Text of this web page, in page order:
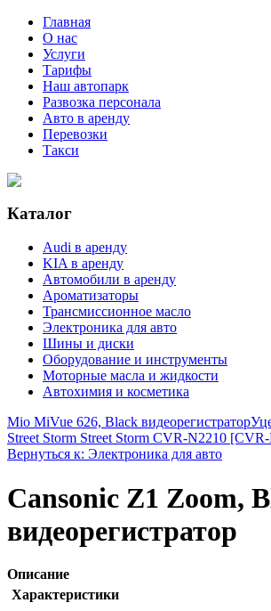
Главная
О нас
Услуги
Тарифы
Наш автопарк
Развозка персонала
Авто в аренду
Перевозки
Такси
Каталог
Audi в аренду
KIA в аренду
Автомобили в аренду
Ароматизаторы
Трансмиссионное масло
Электроника для авто
Шины и диски
Оборудование и инструменты
Моторные масла и жидкости
Автохимия и косметика
Mio MiVue 626, Black видеорегистратор
Street Storm Street Storm CVR-N2210
Вернуться к: Электроника для авто
Cansonic Z1 Zoom,
видеорегистратор
Описание
Характеристики